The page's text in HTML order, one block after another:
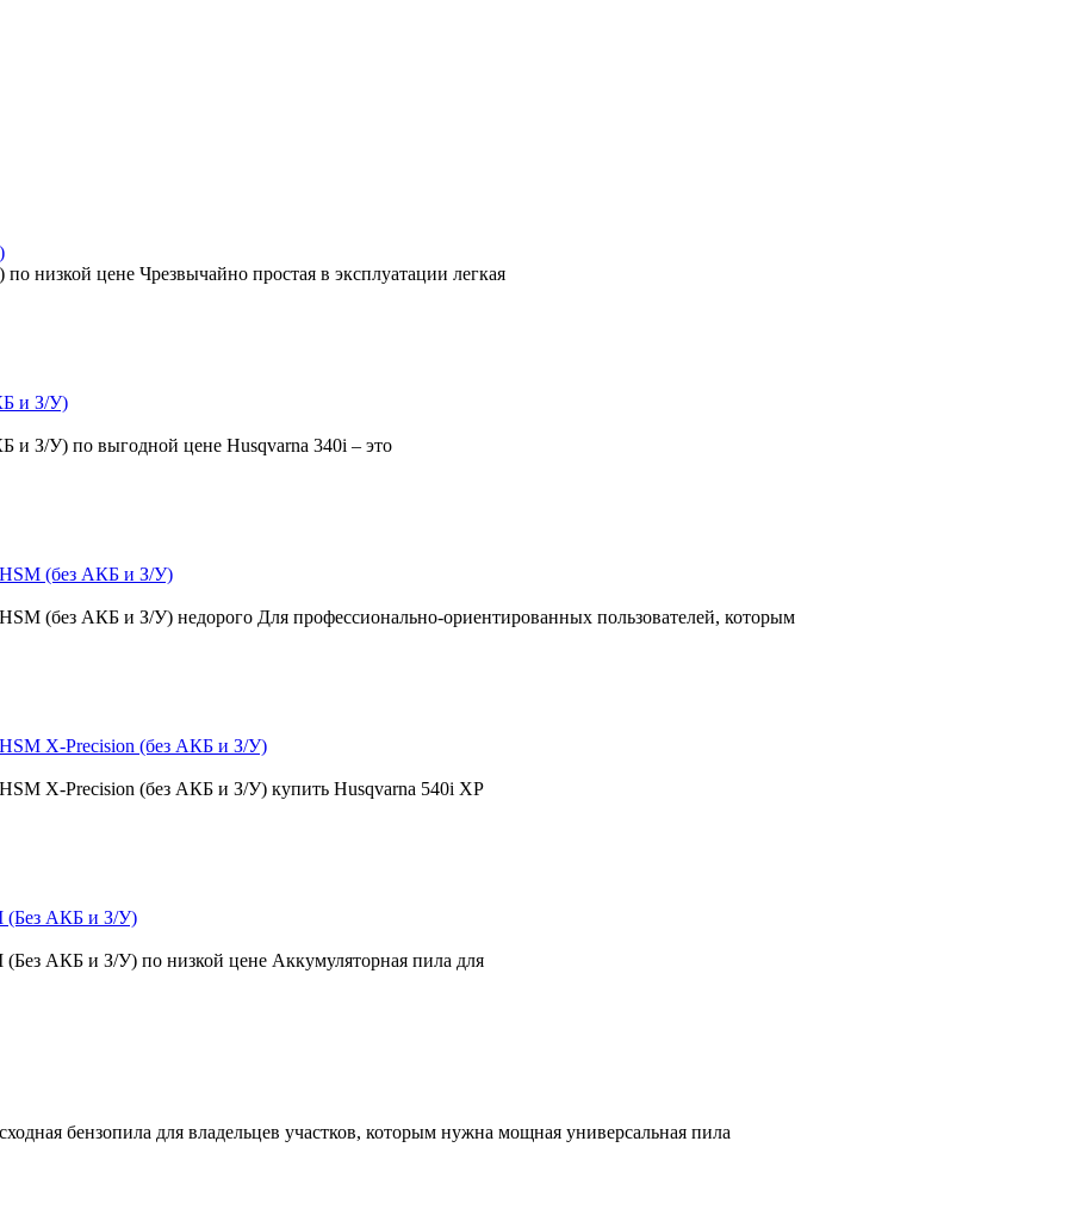
низкой цене Чрезвычайно простая в эксплуатации легкая
и З/У)
и З/У) по выгодной цене Husqvarna 340i – это
HSM (без АКБ и З/У)
(без АКБ и З/У) недорого Для профессионально-ориентированных пользователей, которым
X-Precision (без АКБ и З/У)
X-Precision (без АКБ и З/У) купить Husqvarna 540i XP
(Без АКБ и З/У)
АКБ и З/У) по низкой цене Аккумуляторная пила для
бензопила для владельцев участков, которым нужна мощная универсальная пила